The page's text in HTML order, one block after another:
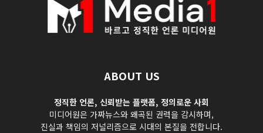
ABOUT US
정직한 언론, 신뢰받는 플랫폼, 정의로운 사회
미디어원은 가짜뉴스와 왜곡된 권력을 감시하며,
진실과 책임의 저널리즘으로 시대의 본질을 전합니다.